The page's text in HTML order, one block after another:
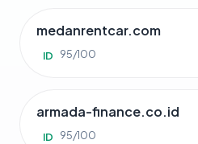
medanrentcar.com
ID 95/100
armada-finance.co.id
ID 95/100